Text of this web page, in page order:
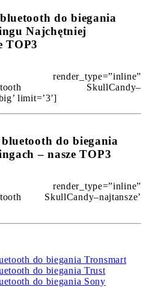
do biegania
Najchętniej
TOP3
SkullCandy–
limit=’3′]
do biegania
– nasze TOP3
SkullCandy–najtansze’
do biegania Tronsmart
do biegania Trust
do biegania Sony